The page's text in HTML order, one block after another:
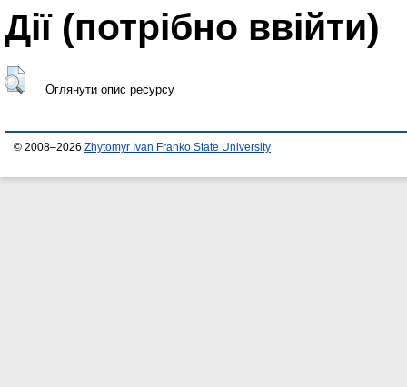
Дії ​​(потрібно ввійти)
Оглянути опис ресурсу
© 2008–2026 Zhytomyr Ivan Franko State University